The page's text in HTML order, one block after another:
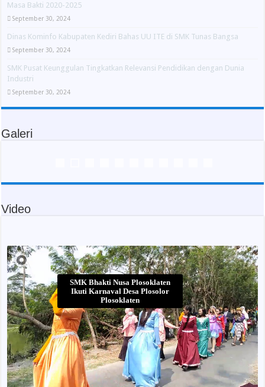
Masa Bakti 2020-2025
September 30, 2024
Dinas Kominfo Kabupaten Kediri Bahas UU ITE di SMK Tunas Bangsa
September 30, 2024
SMK Pusat Keunggulan Tingkatkan Relevansi Pendidikan dengan Dunia
Industri
September 30, 2024
Galeri
Video
SMK Bhakti Nusa Plosoklaten
Ikuti Karnaval Desa Plosolor
Plosoklaten